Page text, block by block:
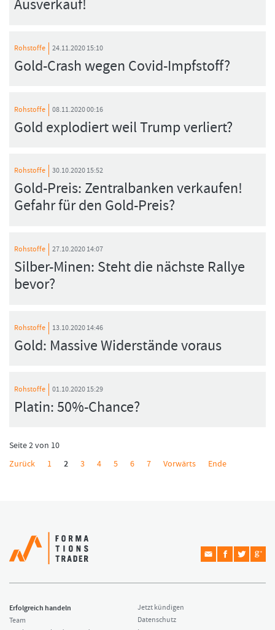
Ausverkauf!
Rohstoffe 24.11.2020 15:10
Gold-Crash wegen Covid-Impfstoff?
Rohstoffe 08.11.2020 00:16
Gold explodiert weil Trump verliert?
Rohstoffe 30.10.2020 15:52
Gold-Preis: Zentralbanken verkaufen!
Gefahr für den Gold-Preis?
Rohstoffe 27.10.2020 14:07
Silber-Minen: Steht die nächste Rallye
bevor?
Rohstoffe 13.10.2020 14:46
Gold: Massive Widerstände voraus
Rohstoffe 01.10.2020 15:29
Platin: 50%-Chance?
Seite 2 von 10
Zurück
1 2 3 4 5 6 7 Vorwärts Ende
Erfolgreich handeln
Team
Jetzt kündigen
Datenschutz